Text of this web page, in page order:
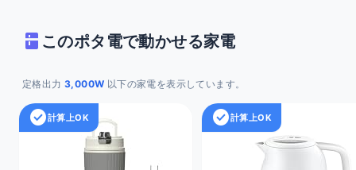
kitchen このポタ電で動かせる家電
定格出力 3,000W 以下の家電を表示しています。
check_circle計算上OK check_circle計算上OK